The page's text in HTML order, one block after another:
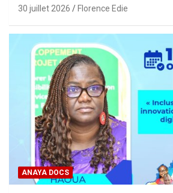
30 juillet 2026 Florence Edie
ANAYA DOCS